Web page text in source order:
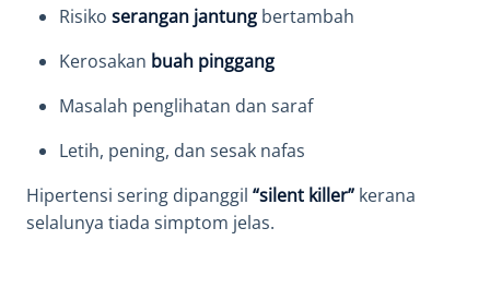
Risiko serangan jantung bertambah
Kerosakan buah pinggang
Masalah penglihatan dan saraf
Letih, pening, dan sesak nafas
Hipertensi sering dipanggil “silent killer” kerana
selalunya tiada simptom jelas.